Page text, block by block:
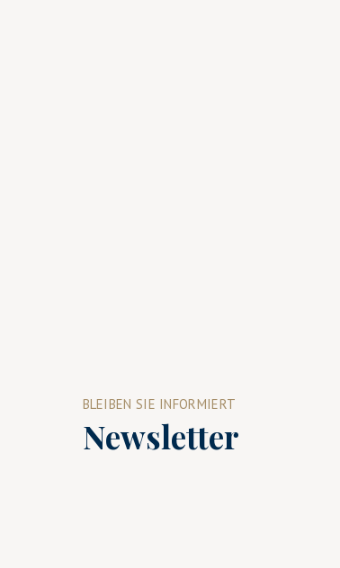
BLEIBEN SIE INFORMIERT
Newsletter